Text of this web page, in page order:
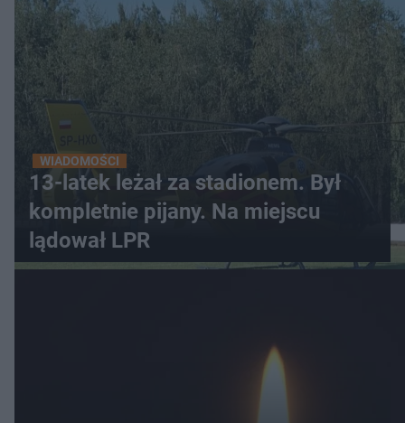
WIADOMOŚCI
13-latek leżał za stadionem. Był
kompletnie pijany. Na miejscu
lądował LPR